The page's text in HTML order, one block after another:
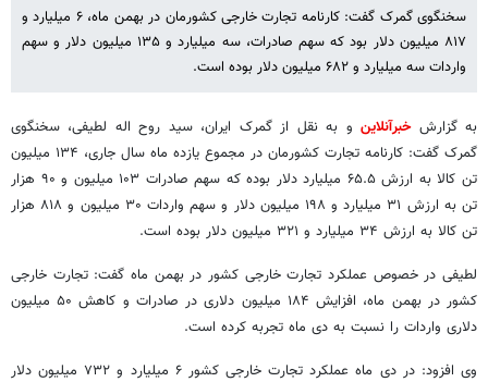
سخنگوی گمرک گفت: کارنامه تجارت خارجی کشورمان در بهمن ماه، ۶ میلیارد و
۸۱۷ میلیون دلار بود که سهم صادرات، سه میلیارد و ۱۳۵ میلیون دلار و سهم
واردات سه میلیارد و ۶۸۲ میلیون دلار بوده است.
به گزارشخبرآنلاینو به نقل از گمرک ایران، سید روح اله لطیفی، سخنگوی
گمرک گفت: کارنامه تجارت کشورمان در مجموع یازده ماه سال جاری، ۱۳۴ میلیون
تن کالا به ارزش ۶۵.۵ میلیارد دلار بوده که سهم صادرات ۱۰۳ میلیون و ۹۰ هزار
تن به ارزش ۳۱ میلیارد و ۱۹۸ میلیون دلار و سهم واردات ۳۰ میلیون و ۸۱۸ هزار
تن کالا به ارزش ۳۴ میلیارد و ۳۲۱ میلیون دلار بوده است.
لطیفی در خصوص عملکرد تجارت خارجی کشور در بهمن ماه گفت: تجارت خارجی
کشور در بهمن ماه، افزایش ۱۸۴ میلیون دلاری در صادرات و کاهش ۵۰ میلیون
دلاری واردات را نسبت به دی ماه تجربه کرده است.
وی افزود: در دی ماه عملکرد تجارت خارجی کشور ۶ میلیارد و ۷۳۲ میلیون دلار